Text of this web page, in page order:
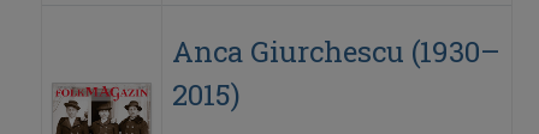
Anca Giurchescu (1930–
2015)